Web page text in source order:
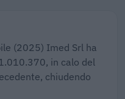
(2025) Imed Srl ha
in calo del
chiudendo